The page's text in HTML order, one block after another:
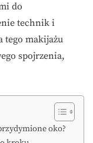
do
technik i
tego makijażu
spojrzenia,
oko?